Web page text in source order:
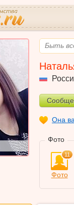
Быть
Она
Фото
11
Фото